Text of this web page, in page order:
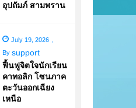
อุปถัมภ์ สามพราน
July 19, 2026
By support
ฟื้นฟูจิตใจนักเรียน
คาทอลิก โซนภาค
ตะวันออกเฉียง
เหนือ